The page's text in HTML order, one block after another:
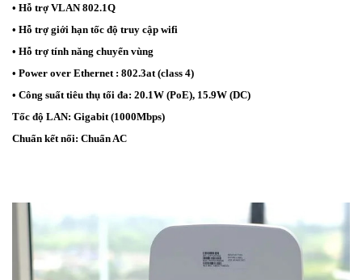
• Hỗ trợ VLAN 802.1Q
• Hỗ trợ giới hạn tốc độ truy cập wifi
• Hỗ trợ tính năng chuyển vùng
• Power over Ethernet : 802.3at (class 4)
• Công suất tiêu thụ tối đa: 20.1W (PoE), 15.9W (DC)
Tốc độ LAN: Gigabit (1000Mbps)
Chuẩn kết nối: Chuẩn AC